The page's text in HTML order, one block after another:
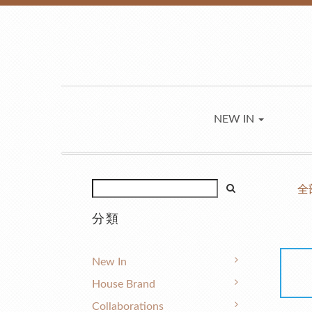
NEW IN
分類
New In
House Brand
Collaborations
全